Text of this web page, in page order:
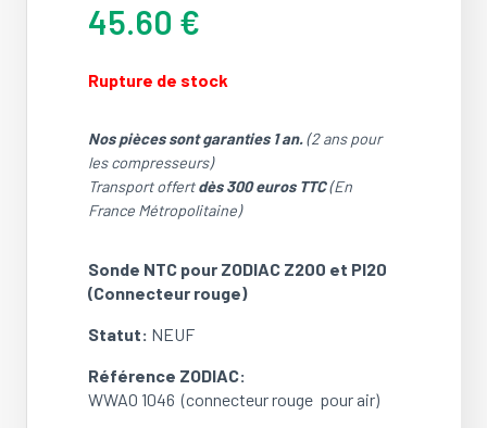
45.60 €
Rupture de stock
Nos pièces sont garanties 1 an.(2 ans pour
les compresseurs)
Transport offertdès 300 euros TTC(En
France Métropolitaine)
Sonde NTC pour ZODIAC Z200 et PI20
(Connecteur rouge)
Statut: NEUF
Référence ZODIAC:
WWAO 1046 (connecteur rouge pour air)